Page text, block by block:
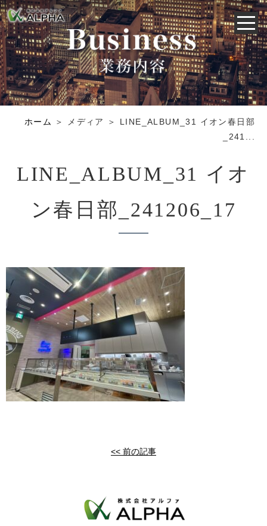
ホーム
＞ メディア ＞ LINE_ALBUM_31 イオン春日部
_241...
LINE_ALBUM_31 イオ
ン春日部_241206_17
<< 前の記事